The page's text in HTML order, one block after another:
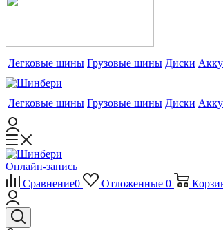
Легковые шины Грузовые шины Диски
Легковые шины Грузовые шины Диски
Онлайн-запись
Сравнение0 Отложенные 0